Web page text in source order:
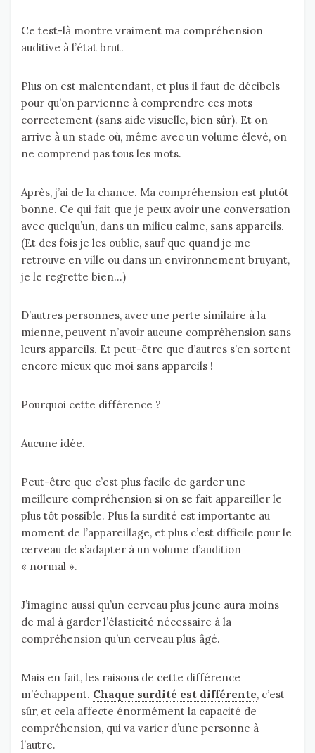
Ce test-là montre vraiment ma compréhension
auditive à l’état brut.
Plus on est malentendant, et plus il faut de décibels
pour qu’on parvienne à comprendre ces mots
correctement (sans aide visuelle, bien sûr). Et on
arrive à un stade où, même avec un volume élevé, on
ne comprend pas tous les mots.
Après, j’ai de la chance. Ma compréhension est plutôt
bonne. Ce qui fait que je peux avoir une conversation
avec quelqu’un, dans un milieu calme, sans appareils.
(Et des fois je les oublie, sauf que quand je me
retrouve en ville ou dans un environnement bruyant,
je le regrette bien…)
D’autres personnes, avec une perte similaire à la
mienne, peuvent n’avoir aucune compréhension sans
leurs appareils. Et peut-être que d’autres s’en sortent
encore mieux que moi sans appareils !
Pourquoi cette différence ?
Aucune idée.
Peut-être que c’est plus facile de garder une
meilleure compréhension si on se fait appareiller le
plus tôt possible. Plus la surdité est importante au
moment de l’appareillage, et plus c’est difficile pour le
cerveau de s’adapter à un volume d’audition
« normal ».
J’imagine aussi qu’un cerveau plus jeune aura moins
de mal à garder l’élasticité nécessaire à la
compréhension qu’un cerveau plus âgé.
Mais en fait, les raisons de cette différence
m’échappent. Chaque surdité est différente, c’est
sûr, et cela affecte énormément la capacité de
compréhension, qui va varier d’une personne à
l’autre.